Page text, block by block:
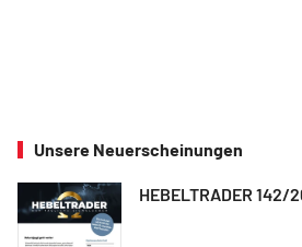
Unsere Neuerscheinungen
HEBELTRADER 142/